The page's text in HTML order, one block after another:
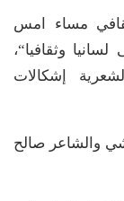
مساء امس
وثقافيا“،
إشكالات
والشاعر صالح